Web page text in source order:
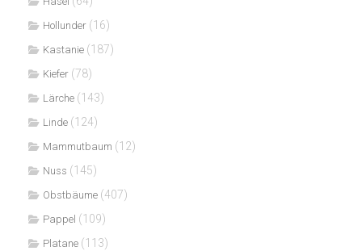
Hollunder (16)
Kastanie (187)
Kiefer (78)
Lärche (143)
Linde (124)
Mammutbaum (12)
Nuss (145)
Obstbäume (407)
Pappel (109)
Platane (113)